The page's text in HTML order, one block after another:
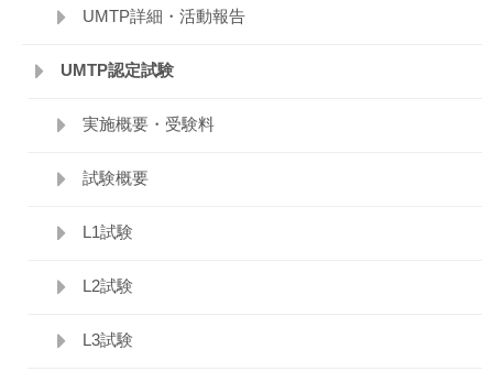
UMTP詳細・活動報告
UMTP認定試験
実施概要・受験料
試験概要
L1試験
L2試験
L3試験